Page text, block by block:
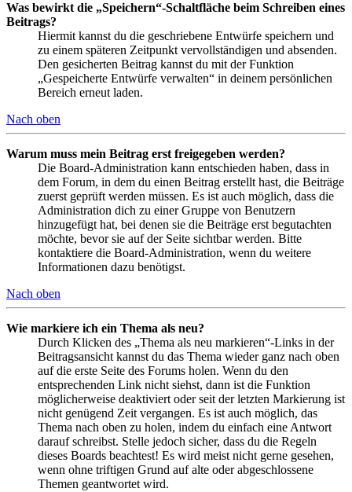
Was bewirkt die „Speichern“-Schaltfläche beim Schreiben eines
Beitrags?
Hiermit kannst du die geschriebene Entwürfe speichern und
zu einem späteren Zeitpunkt vervollständigen und absenden.
Den gesicherten Beitrag kannst du mit der Funktion
„Gespeicherte Entwürfe verwalten“ in deinem persönlichen
Bereich erneut laden.
Nach oben
Warum muss mein Beitrag erst freigegeben werden?
Die Board-Administration kann entschieden haben, dass in
dem Forum, in dem du einen Beitrag erstellt hast, die Beiträge
zuerst geprüft werden müssen. Es ist auch möglich, dass die
Administration dich zu einer Gruppe von Benutzern
hinzugefügt hat, bei denen sie die Beiträge erst begutachten
möchte, bevor sie auf der Seite sichtbar werden. Bitte
kontaktiere die Board-Administration, wenn du weitere
Informationen dazu benötigst.
Nach oben
Wie markiere ich ein Thema als neu?
Durch Klicken des „Thema als neu markieren“-Links in der
Beitragsansicht kannst du das Thema wieder ganz nach oben
auf die erste Seite des Forums holen. Wenn du den
entsprechenden Link nicht siehst, dann ist die Funktion
möglicherweise deaktiviert oder seit der letzten Markierung ist
nicht genügend Zeit vergangen. Es ist auch möglich, das
Thema nach oben zu holen, indem du einfach eine Antwort
darauf schreibst. Stelle jedoch sicher, dass du die Regeln
dieses Boards beachtest! Es wird meist nicht gerne gesehen,
wenn ohne triftigen Grund auf alte oder abgeschlossene
Themen geantwortet wird.